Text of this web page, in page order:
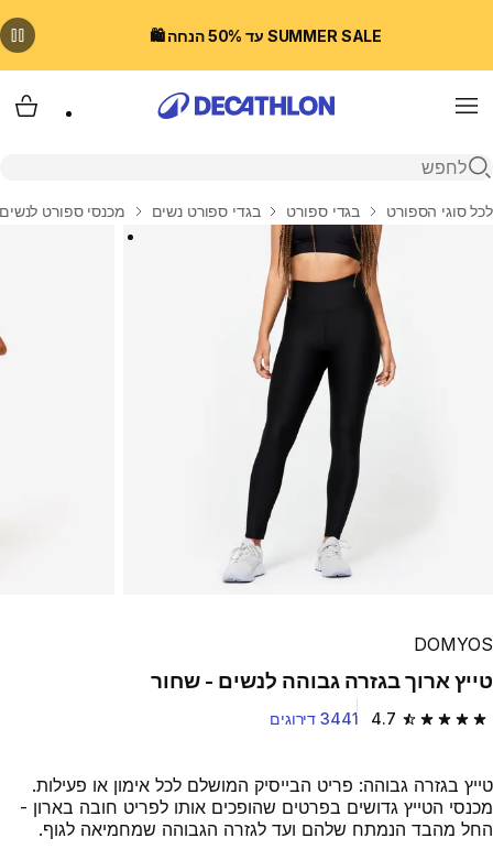
SUMMER SALE עד 50% הנחה 🛍️
Menu
פתיחת חיפוש
בית
לכל סוגי הספורט בגדי ספורט בגדי ספורט נשים מכנסי ספורט
DOMYOS
טייץ ארוך בגזרה גבוהה לנשים - שחור
4.7 4.7 out of 5 stars from 3441 reviews 3441 דירוגים
טייץ בגזרה גבוהה: פריט הבייסיק המושלם לכל אימון או פעילות.
מכנסי הטייץ גדושים בפרטים שהופכים אותו לפריט חובה בארון -
החל מהבד הנמתח שלהם ועד לגזרה הגבוהה שמחמיאה לגוף.